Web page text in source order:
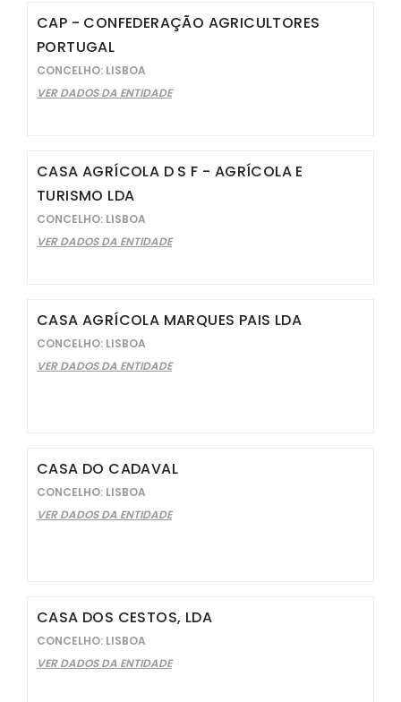
CAP - CONFEDERAÇÃO AGRICULTORES
PORTUGAL
CONCELHO: LISBOA
VER DADOS DA ENTIDADE
CASA AGRÍCOLA D S F - AGRÍCOLA E
TURISMO LDA
CONCELHO: LISBOA
VER DADOS DA ENTIDADE
CASA AGRÍCOLA MARQUES PAIS LDA
CONCELHO: LISBOA
VER DADOS DA ENTIDADE
CASA DO CADAVAL
CONCELHO: LISBOA
VER DADOS DA ENTIDADE
CASA DOS CESTOS, LDA
CONCELHO: LISBOA
VER DADOS DA ENTIDADE